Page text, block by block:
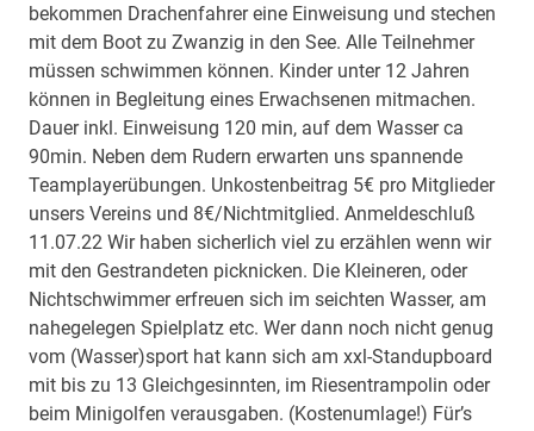
bekommen Drachenfahrer eine Einweisung und stechen
mit dem Boot zu Zwanzig in den See. Alle Teilnehmer
müssen schwimmen können. Kinder unter 12 Jahren
können in Begleitung eines Erwachsenen mitmachen.
Dauer inkl. Einweisung 120 min, auf dem Wasser ca
90min. Neben dem Rudern erwarten uns spannende
Teamplayerübungen. Unkostenbeitrag 5€ pro Mitglieder
unsers Vereins und 8€/Nichtmitglied. Anmeldeschluß
11.07.22 Wir haben sicherlich viel zu erzählen wenn wir
mit den Gestrandeten picknicken. Die Kleineren, oder
Nichtschwimmer erfreuen sich im seichten Wasser, am
nahegelegen Spielplatz etc. Wer dann noch nicht genug
vom (Wasser)sport hat kann sich am xxl-Standupboard
mit bis zu 13 Gleichgesinnten, im Riesentrampolin oder
beim Minigolfen verausgaben. (Kostenumlage!) Für’s